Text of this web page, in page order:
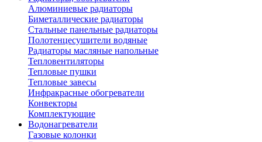
Алюминиевые радиаторы
Биметаллические радиаторы
Стальные панельные радиаторы
Полотенцесушители водяные
Радиаторы масляные напольные
Тепловентиляторы
Тепловые пушки
Тепловые завесы
Инфракрасные обогреватели
Конвекторы
Комплектующие
Водонагреватели
Газовые колонки